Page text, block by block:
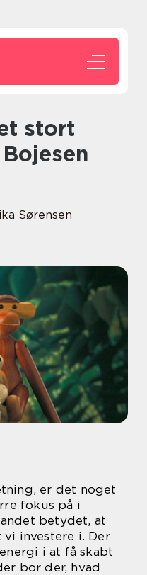
Sørensen
er det noget
fokus på i
betydet, at
investere i. Der
i at få skabt
bor der, hvad